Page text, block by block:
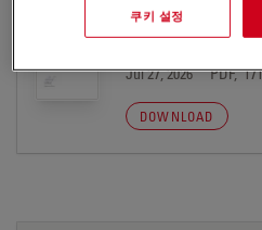
Leica DMshare-
04.06.2012
Jul 27, 2026 PDF,
DOWNLOAD
쿠키 설정